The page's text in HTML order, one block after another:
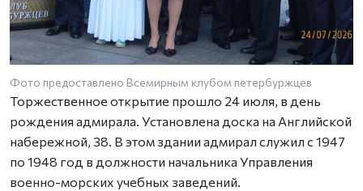
Фото предоставлено Всемирным клубом петербуржцев
Торжественное открытие прошло 24 июля, в день
рождения адмирала. Установлена доска на Английской
набережной, 38. В этом здании адмирал служил с 1947
по 1948 год в должности начальника Управления
военно-морских учебных заведений.